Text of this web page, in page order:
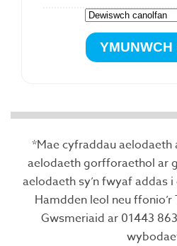
*Mae cyfraddau
aelodaeth gorfforaethol ar
aelodaeth sy’n fwyaf addas i
Hamdden leol neu
Gwsmeriaid ar 01443